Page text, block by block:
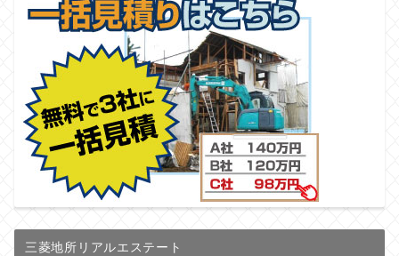
三菱地所リアルエステート